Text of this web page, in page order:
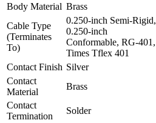
Body Material Brass
Cable Type
(Terminates
To)
0.250-inch Semi-Rigid,
0.250-inch
Conformable, RG-401,
Times Tflex 401
Contact Finish Silver
Contact
Material
Brass
Contact
Termination
Solder